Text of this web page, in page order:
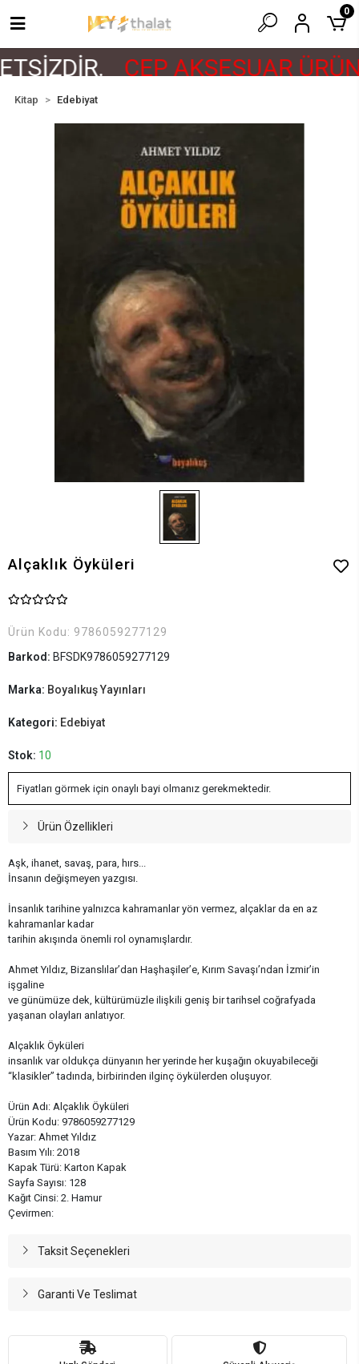
CEP AKSESUAR
0
Kitap Edebiyat
Alçaklık Öyküleri
Ürün Kodu: 9786059277129
Barkod: BFSDK9786059277129
Marka: Boyalıkuş Yayınları
Kategori: Edebiyat
Stok: 10
Fiyatları görmek için onaylı bayi olmanız gerekmektedir.
Ürün Özellikleri
Aşk, ihanet, savaş, para, hırs...
İnsanın değişmeyen yazgısı.
İnsanlık tarihine yalnızca kahramanlar yön vermez, alçaklar da en az
kahramanlar kadar
tarihin akışında önemli rol oynamışlardır.
Ahmet Yıldız, Bizanslılar’dan Haşhaşiler’e, Kırım Savaşı’ndan İzmir’in
işgaline
ve günümüze dek, kültürümüzle ilişkili geniş bir tarihsel coğrafyada
yaşanan olayları anlatıyor.
Alçaklık Öyküleri
insanlık var oldukça dünyanın her yerinde her kuşağın okuyabileceği
“klasikler” tadında, birbirinden ilginç öykülerden oluşuyor.
Ürün Adı: Alçaklık Öyküleri
Ürün Kodu: 9786059277129
Yazar: Ahmet Yıldız
Basım Yılı: 2018
Kapak Türü: Karton Kapak
Sayfa Sayısı: 128
Kağıt Cinsi: 2. Hamur
Çevirmen:
Taksit Seçenekleri
Garanti Ve Teslimat